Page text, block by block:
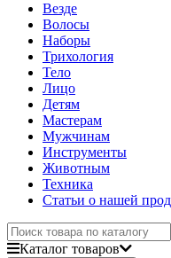
Везде
Волосы
Наборы
Трихология
Тело
Лицо
Детям
Мастерам
Мужчинам
Инструменты
Животным
Техника
Статьи о нашей
Каталог товаров